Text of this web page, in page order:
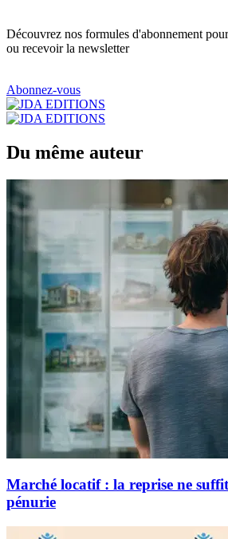
Découvrez nos formules d'abonnement
ou recevoir la newsletter
Abonnez-vous
Du même auteur
Marché locatif : la reprise ne
pénurie